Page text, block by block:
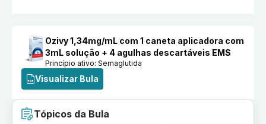
Ozivy 1,34mg/mL com 1 caneta aplicadora com
3mL solução + 4 agulhas descartáveis EMS
Princípio ativo:Semaglutida
Visualizar Bula
Tópicos da Bula